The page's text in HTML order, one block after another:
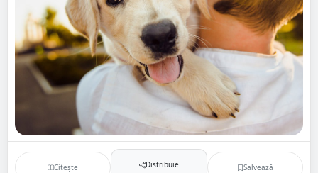
Citește Distribuie Salvează